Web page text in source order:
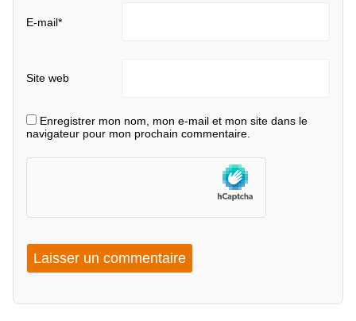
E-mail*
Site web
Enregistrer mon nom, mon e-mail et mon site dans le
navigateur pour mon prochain commentaire.